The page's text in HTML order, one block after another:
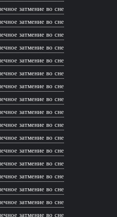
затмение во сне
затмение во сне
затмение во сне
затмение во сне
затмение во сне
затмение во сне
затмение во сне
затмение во сне
затмение во сне
затмение во сне
затмение во сне
затмение во сне
затмение во сне
затмение во сне
затмение во сне
затмение во сне
затмение во сне